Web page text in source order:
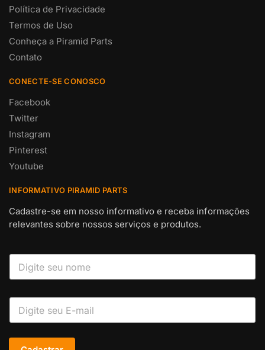
Política de Privacidade
Termos de Uso
Conheça a Piramid Parts
Contato
CONECTE-SE CONOSCO
Facebook
Twitter
Instagram
Pinterest
Youtube
INFORMATIVO PIRAMID PARTS
Cadastre-se em nosso informativo e receba informações
relevantes sobre nossos serviços e produtos.